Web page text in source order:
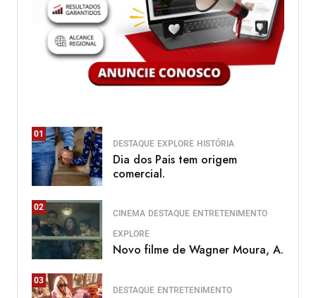
01
DESTAQUE EXPLORE HISTÓRIA
Dia dos Pais tem origem
comercial.
02
CINEMA DESTAQUE ENTRETENIMENTO
EXPLORE
Novo filme de Wagner Moura, A.
03
DESTAQUE ENTRETENIMENTO